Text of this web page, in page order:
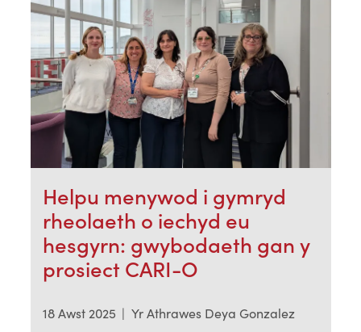
Helpu menywod i gymryd
rheolaeth o iechyd eu
hesgyrn: gwybodaeth gan y
prosiect CARI-O
18 Awst 2025 | Yr Athrawes Deya Gonzalez